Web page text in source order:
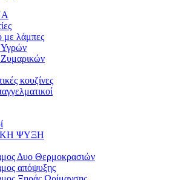
με λάμπες
κουζίνες
ΨΥΞΗ
Δυο Θερμοκρασιών
απόψυξης